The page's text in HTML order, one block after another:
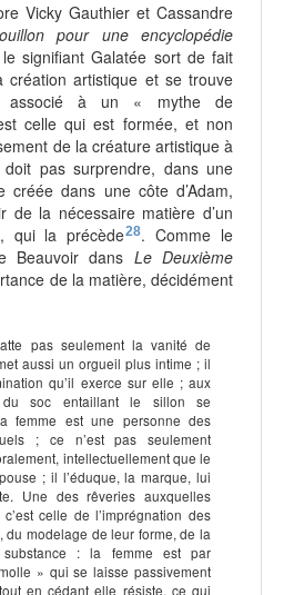
Vicky Gauthier et Cassandre
pour une encyclopédie
signifiant Galatée sort de fait
artistique et se trouve
associé à un « mythe de
celle qui est formée, et non
de la créature artistique à
pas surprendre, dans une
créée dans une côte d’Adam,
de la nécessaire matière d’un
qui la précède28. Comme le
Beauvoir dans Le Deuxième
de la matière, décidément
pas seulement la vanité de
aussi un orgueil plus intime ; il
qu’il exerce sur elle ; aux
du soc entaillant le sillon se
femme est une personne des
; ce n’est pas seulement
intellectuellement que le
; il l’éduque, la marque, lui
Une des rêveries auxquelles
celle de l’imprégnation des
du modelage de leur forme, de la
: la femme est par
» qui se laisse passivement
en cédant elle résiste, ce qui